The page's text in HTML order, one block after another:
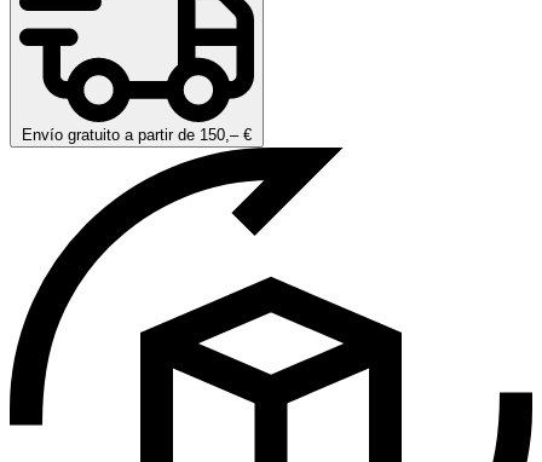
Envío gratuito a partir de 150,– €